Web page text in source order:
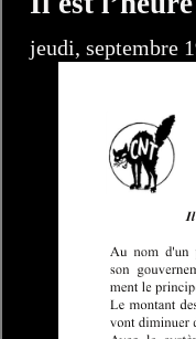
jeudi, septembre